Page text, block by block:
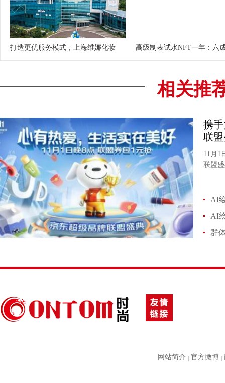
打造更优服务模式，上海维娜化妆 高级制表试水NFT一年：六
相关推
携
联
11月1
联盟
AI
AI
群
网站简介 官方微博